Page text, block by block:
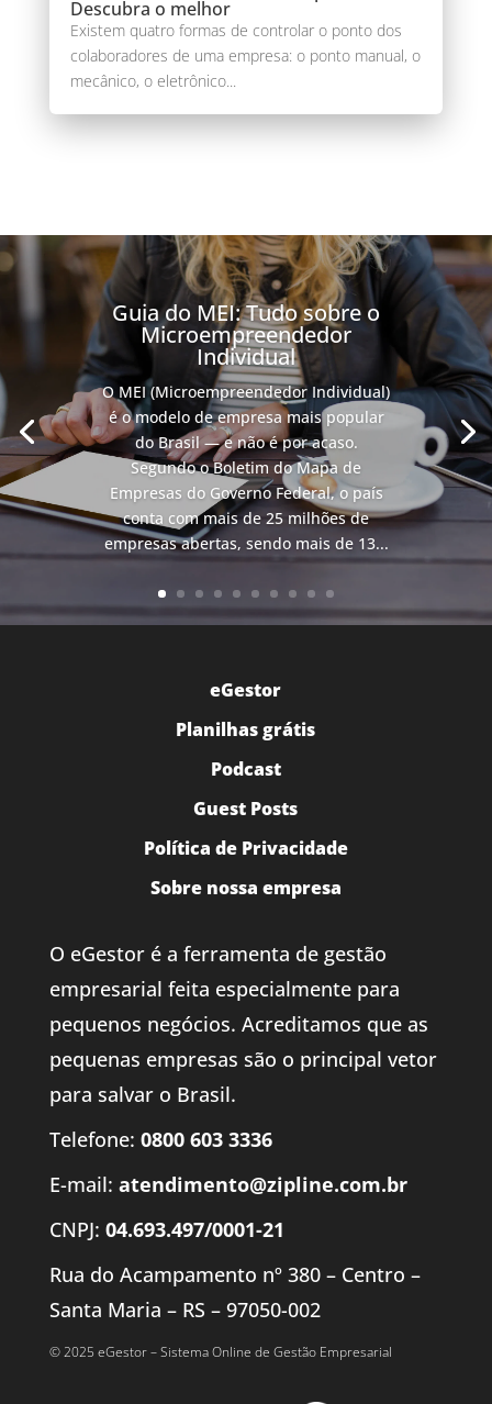
Descubra o melhor
Existem quatro formas de controlar o ponto dos
colaboradores de uma empresa: o ponto manual, o
mecânico, o eletrônico...
Guia do MEI: Tudo sobre o
Microempreendedor
Individual
O MEI (Microempreendedor Individual)
é o modelo de empresa mais popular
do Brasil — e não é por acaso.
Segundo o Boletim do Mapa de
Empresas do Governo Federal, o país
conta com mais de 25 milhões de
empresas abertas, sendo mais de 13...
eGestor
Planilhas grátis
Podcast
Guest Posts
Política de Privacidade
Sobre nossa empresa
O eGestor é a ferramenta de gestão
empresarial feita especialmente para
pequenos negócios. Acreditamos que as
pequenas empresas são o principal vetor
para salvar o Brasil.
Telefone: 0800 603 3336
E-mail: atendimento@zipline.com.br
CNPJ: 04.693.497/0001-21
Rua do Acampamento nº 380 – Centro –
Santa Maria – RS – 97050-002
© 2025 eGestor – Sistema Online de Gestão Empresarial